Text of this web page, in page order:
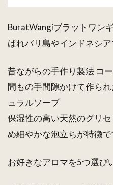
BuratWangiブラットワン
ばれバリ島やインドネシ
昔ながらの手作り製法 コ
間もの手間隙かけて作ら
ュラルソープ
保湿性の高い天然のグリ
め細やかな泡立ちが特徴で
お好きなアロマを5つ選び